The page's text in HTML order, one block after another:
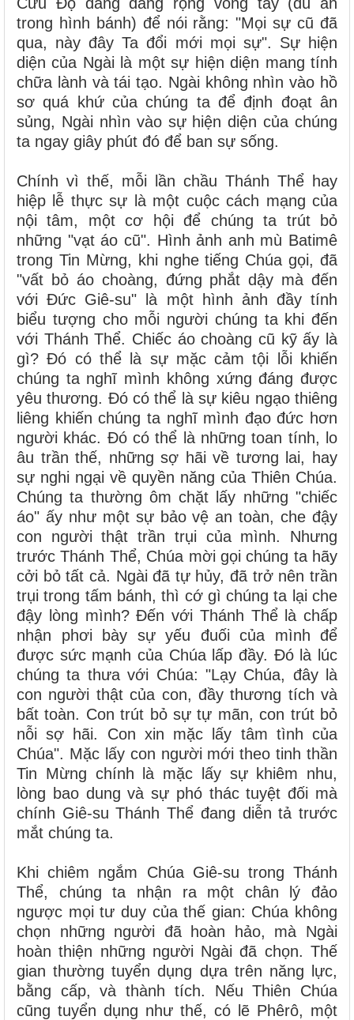
trong hình bánh) để nói rằng: "Mọi sự cũ đã
qua, này đây Ta đổi mới mọi sự". Sự hiện
diện của Ngài là một sự hiện diện mang tính
chữa lành và tái tạo. Ngài không nhìn vào hồ
sơ quá khứ của chúng ta để định đoạt ân
sủng, Ngài nhìn vào sự hiện diện của chúng
ta ngay giây phút đó để ban sự sống.
Chính vì thế, mỗi lần chầu Thánh Thể hay
hiệp lễ thực sự là một cuộc cách mạng của
nội tâm, một cơ hội để chúng ta trút bỏ
những "vạt áo cũ". Hình ảnh anh mù Batimê
trong Tin Mừng, khi nghe tiếng Chúa gọi, đã
"vất bỏ áo choàng, đứng phắt dậy mà đến
với Đức Giê-su" là một hình ảnh đầy tính
biểu tượng cho mỗi người chúng ta khi đến
với Thánh Thể. Chiếc áo choàng cũ kỹ ấy là
gì? Đó có thể là sự mặc cảm tội lỗi khiến
chúng ta nghĩ mình không xứng đáng được
yêu thương. Đó có thể là sự kiêu ngạo thiêng
liêng khiến chúng ta nghĩ mình đạo đức hơn
người khác. Đó có thể là những toan tính, lo
âu trần thế, những sợ hãi về tương lai, hay
sự nghi ngại về quyền năng của Thiên Chúa.
Chúng ta thường ôm chặt lấy những "chiếc
áo" ấy như một sự bảo vệ an toàn, che đậy
con người thật trần trụi của mình. Nhưng
trước Thánh Thể, Chúa mời gọi chúng ta hãy
cởi bỏ tất cả. Ngài đã tự hủy, đã trở nên trần
trụi trong tấm bánh, thì cớ gì chúng ta lại che
đậy lòng mình? Đến với Thánh Thể là chấp
nhận phơi bày sự yếu đuối của mình để
được sức mạnh của Chúa lấp đầy. Đó là lúc
chúng ta thưa với Chúa: "Lạy Chúa, đây là
con người thật của con, đầy thương tích và
bất toàn. Con trút bỏ sự tự mãn, con trút bỏ
nỗi sợ hãi. Con xin mặc lấy tâm tình của
Chúa". Mặc lấy con người mới theo tinh thần
Tin Mừng chính là mặc lấy sự khiêm nhu,
lòng bao dung và sự phó thác tuyệt đối mà
chính Giê-su Thánh Thể đang diễn tả trước
mắt chúng ta.
Khi chiêm ngắm Chúa Giê-su trong Thánh
Thể, chúng ta nhận ra một chân lý đảo
ngược mọi tư duy của thế gian: Chúa không
chọn những người đã hoàn hảo, mà Ngài
hoàn thiện những người Ngài đã chọn. Thế
gian thường tuyển dụng dựa trên năng lực,
bằng cấp, và thành tích. Nếu Thiên Chúa
cũng tuyển dụng như thế, có lẽ Phêrô, một